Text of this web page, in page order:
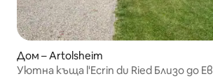
Дом – Artolsheim
Уютна къща l'Ecrin du Ried Близо